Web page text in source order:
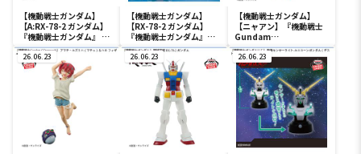
【機動戦士ガンダム】
【A:RX-78-2 ガンダム】
『機動戦士ガンダム』 グ
ラス
【機動戦士ガンダム】
【RX-78-2 ガンダム】
『機動戦士ガンダム』
RX-78-2 ガンダムヘッド
型スピーカー
【機動戦士ガンダム】
【ニャアン】『機動戦士
Gundam
GQuuuuuuX』 ニャアン
＆コンチ フィギュア エン
ディング ver.
26.06.23 26.06.23 26.06.23